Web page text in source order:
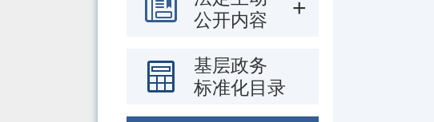
公开内容
基层政务
标准化目录